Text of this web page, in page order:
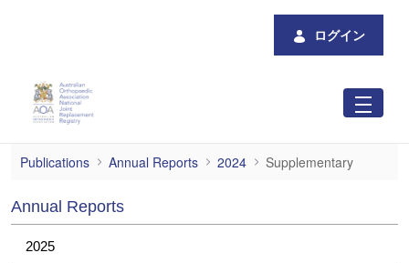
ログイン
Supplementary
Publications Annual Reports 2024 Supplementary
Annual Reports
2025